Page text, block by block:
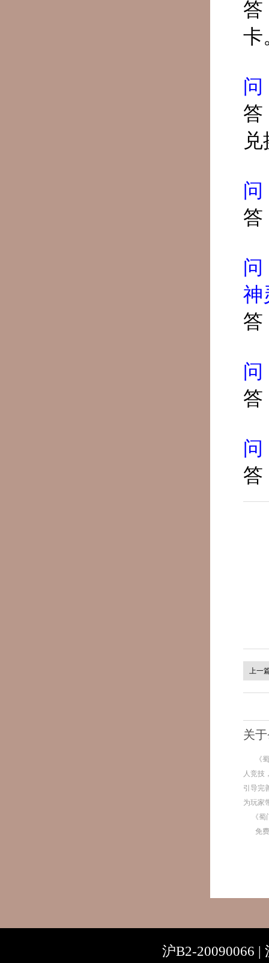
答
卡
问
答
问
答
问
神
答
问
答
问
答
上一
关
《
人竞技
引导完
为玩家
《
免
沪B2-20090066 |